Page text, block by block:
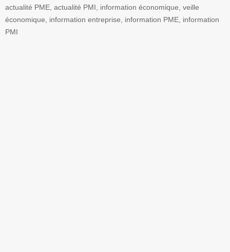
actualité PME, actualité PMI, information économique, veille
économique, information entreprise, information PME, information
PMI